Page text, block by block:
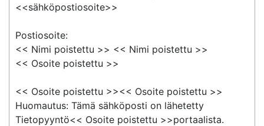
<<sähköpostiosoite>>
Postiosoite:
<< Nimi poistettu >> << Nimi poistettu >>
<< Osoite poistettu >>
<< Osoite poistettu >><< Osoite poistettu >>
Huomautus: Tämä sähköposti on lähetetty
Tietopyyntö<< Osoite poistettu >>portaalista.